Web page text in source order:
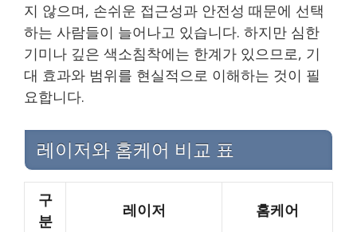
지 않으며, 손쉬운 접근성과 안전성 때문에 선택
하는 사람들이 늘어나고 있습니다. 하지만 심한
기미나 깊은 색소침착에는 한계가 있으므로, 기
대 효과와 범위를 현실적으로 이해하는 것이 필
요합니다.
레이저와 홈케어 비교 표
구
분
레이저 홈케어